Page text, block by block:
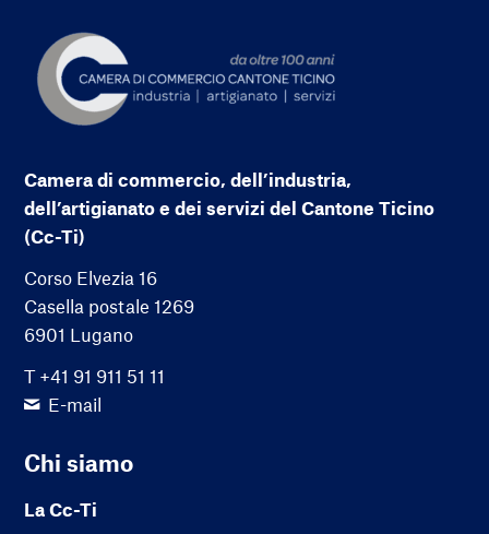
Camera di commercio, dell’industria,
dell’artigianato e dei servizi del Cantone Ticino
(Cc-Ti)
Corso Elvezia 16
Casella postale 1269
6901 Lugano
T +41 91 911 51 11
E-mail
Chi siamo
La Cc-Ti